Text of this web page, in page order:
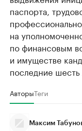
паспорта,
на
по финансовым
и имуществе
последние шесть
АвторыТеги
Максим